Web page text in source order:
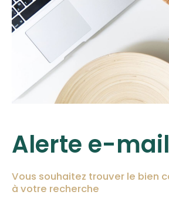
Alerte e-mail
Vous souhaitez trouver le bien
à votre recherche